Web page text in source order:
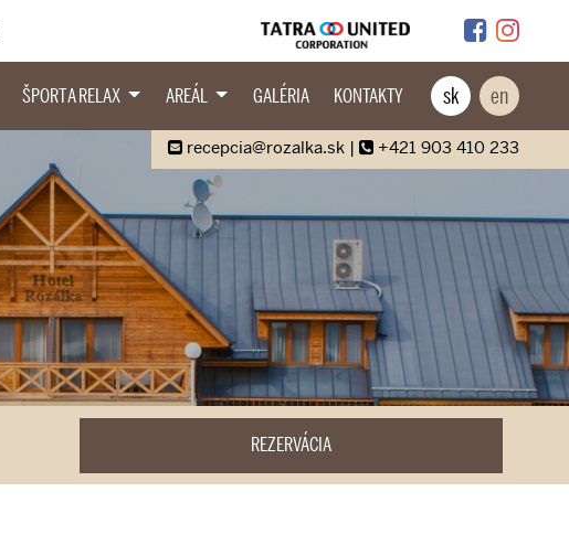
ŠPORT A RELAX AREÁL GALÉRIA KONTAKTY sk en
recepcia@rozalka.sk | +421 903 410 233
REZERVÁCIA